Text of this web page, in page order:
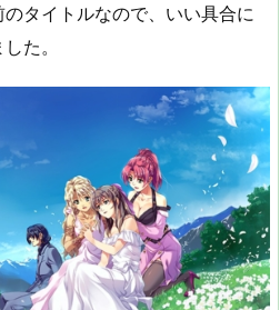
タイトルなので、いい具合に
た。